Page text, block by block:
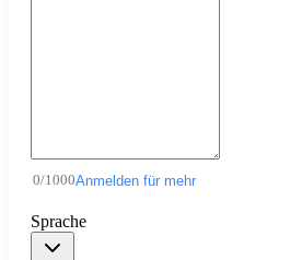
0/1000Anmelden für mehr
Sprache